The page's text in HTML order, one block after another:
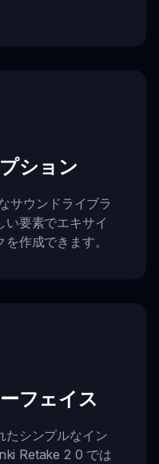
ション
サウンドライブラ
い要素でエキサイ
作成できます。
フェイス
たシンプルなイン
Retake 2 0 では